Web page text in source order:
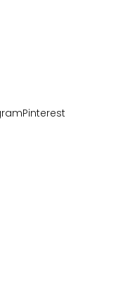
Pinterest